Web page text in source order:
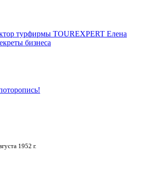
турфирмы TOUREXPERT Елена
бизнеса
1952 г.